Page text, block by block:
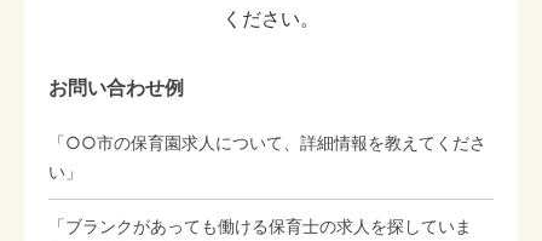
ください。
お問い合わせ例
「○○市の保育園求人について、詳細情報を教えてくださ
い」
「ブランクがあっても働ける保育士の求人を探していま